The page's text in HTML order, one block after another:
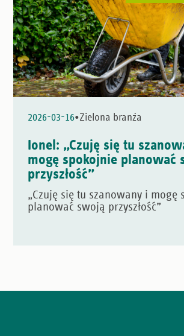
2026-03-16•Zielona branża
Ionel: „Czuję się tu
mogę spokojnie planować
przyszłość”
„Czuję się tu szanowany i mogę
planować swoją przyszłość”